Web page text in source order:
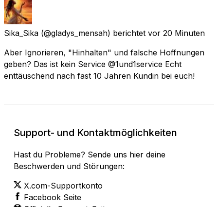
Sika_Sika (@gladys_mensah) berichtet vor 20 Minuten
Aber Ignorieren, "Hinhalten" und falsche Hoffnungen
geben? Das ist kein Service @1und1service Echt
enttäuschend nach fast 10 Jahren Kundin bei euch!
Support- und Kontaktmöglichkeiten
Hast du Probleme? Sende uns hier deine
Beschwerden und Störungen:
X.com-Supportkonto
Facebook Seite